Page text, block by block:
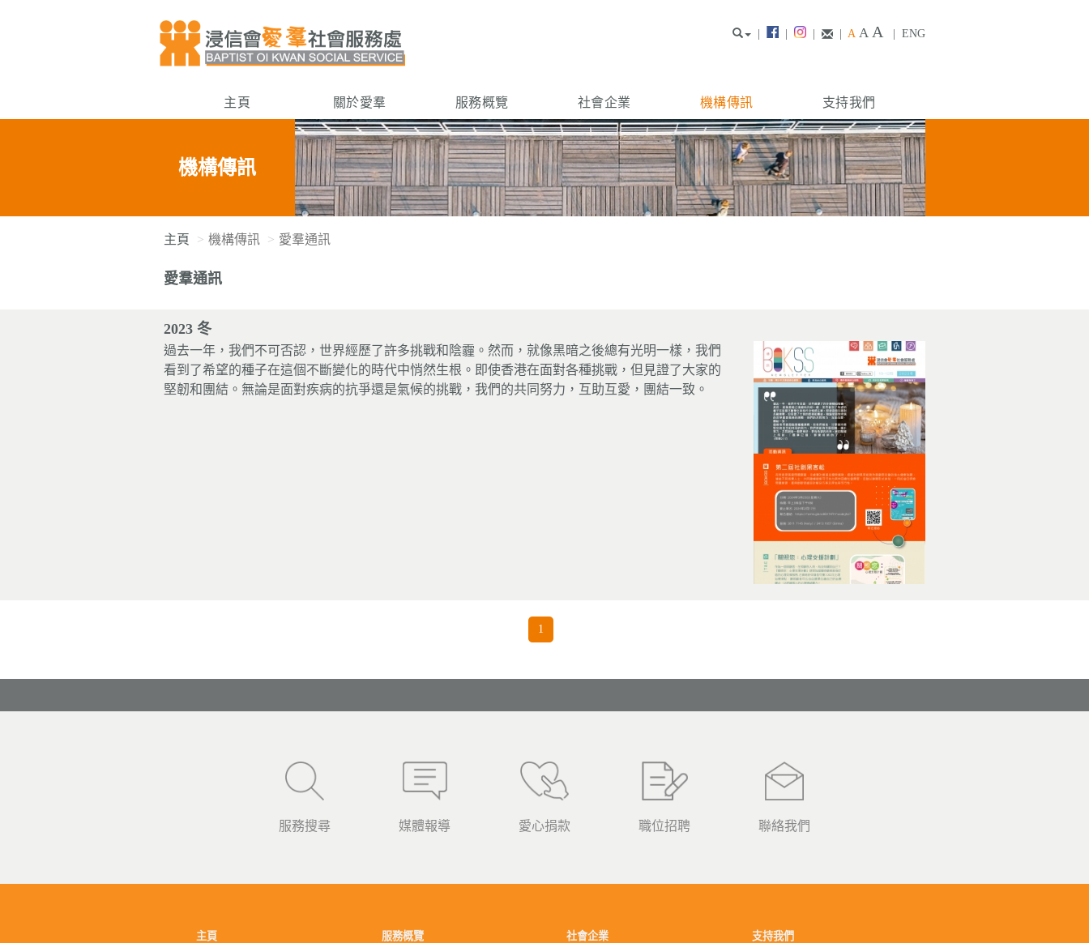
| | | A A A ENG
主頁 關於愛羣 服務概覽 社會企業 機構傳訊 支持我們
機構傳訊
主頁 機構傳訊 愛羣通訊
愛羣通訊
2023 冬
過去一年，我們不可否認，世界經歷了許多挑戰和陰霾。然而，就像黑暗之後總有光明一樣，我們
看到了希望的種子在這個不斷變化的時代中悄然生根。即使香港在面對各種挑戰，但見證了大家的
堅韌和團結。無論是面對疾病的抗爭還是氣候的挑戰，我們的共同努力，互助互愛，團結一致。
1
服務搜尋 媒體報導 愛心捐款 職位招聘 聯絡我們
主頁
服務概覽
社會企業
支持我們